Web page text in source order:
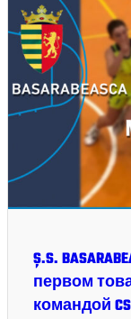
Ș.S.
первом
командой